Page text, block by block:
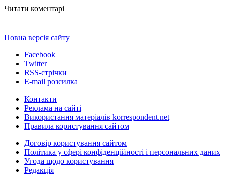
Читати коментарі
Повна версія сайту
Facebook
Twitter
RSS-стрічки
E-mail розсилка
Контакти
Реклама на сайті
Використання матеріалів korrespondent.net
Правила користування сайтом
Договір користування сайтом
Політика у сфері конфіденційності і персональних даних
Угода щодо користування
Редакція